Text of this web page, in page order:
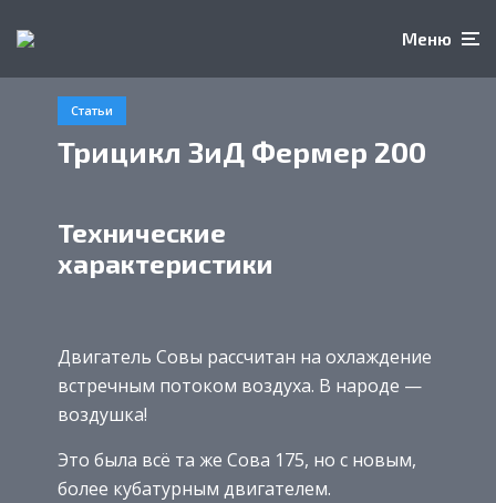
Меню
Статьи
Трицикл ЗиД Фермер 200
Технические
характеристики
Двигатель Совы рассчитан на охлаждение
встречным потоком воздуха. В народе —
воздушка!
Это была всё та же Сова 175, но с новым,
более кубатурным двигателем.